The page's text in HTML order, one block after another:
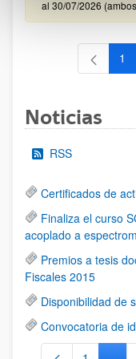
al 30/07/2026
1
Noticias
RSS
Certificados de
Finaliza el curso
acoplado a
Premios a tesis
Fiscales 2015
Disponibilidad de
Convocatoria de